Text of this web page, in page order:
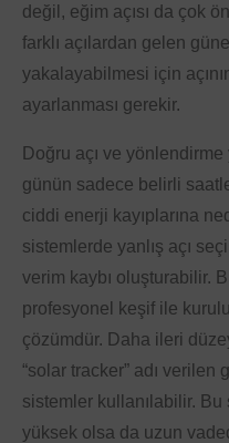
değil, eğim açısı da çok
farklı açılardan gelen
yakalayabilmesi için
ayarlanması gerekir.
Doğru açı ve yönlendirme
günün sadece belirli
ciddi enerji kayıplarına
sistemlerde yanlış açı
verim kaybı oluşturabilir.
profesyonel keşif ile
çözümdür. Daha ileri
“solar tracker” adı
sistemler kullanılabilir. Bu
yüksek olsa da uzun